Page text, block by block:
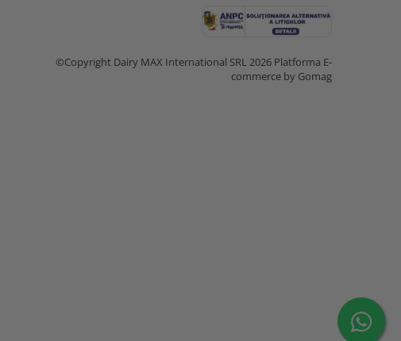
©Copyright Dairy MAX International SRL 2026 Platforma E-
commerce by Gomag